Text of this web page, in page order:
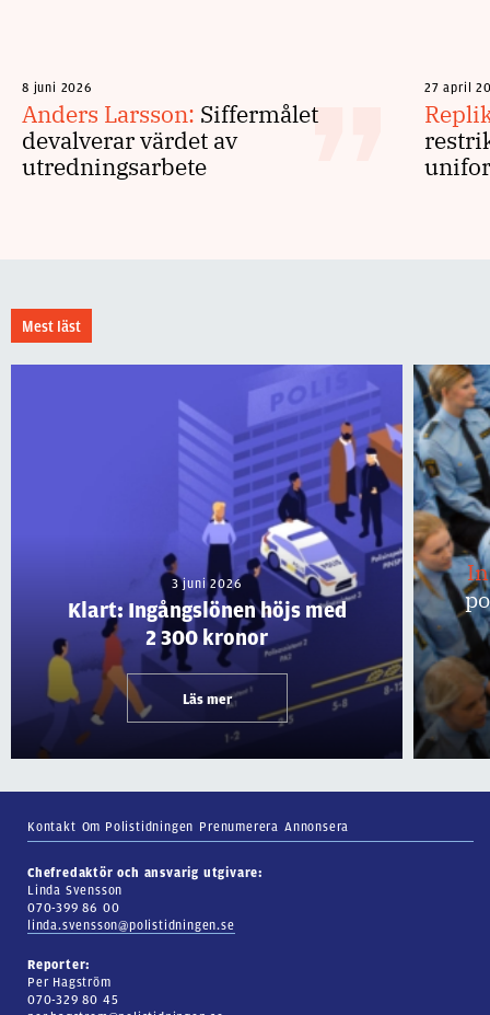
8 juni 2026
Anders Larsson: Siffermålet
devalverar värdet av
utredningsarbete
27 april
Mest läst
3 juni 2026
Klart: Ingångslönen höjs med
2 300 kronor
Läs mer
Kontakt Om Polistidningen Prenumerera Annonsera
Chefredaktör och ansvarig utgivare:
Linda Svensson
070-399 86 00
linda.svensson@polistidningen.se
Reporter:
Per Hagström
070-329 80 45